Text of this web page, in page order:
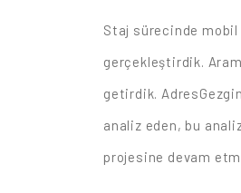
Staj sürecinde
gerçekleştirdik.
getirdik.
analiz eden, bu
projesine devam